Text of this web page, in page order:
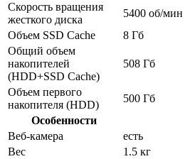
Скорость вращения
жесткого диска
5400 об/мин
Объем SSD Cache
8 Гб
Общий объем
накопителей
(HDD+SSD Cache)
508 Гб
Объем первого
накопителя (HDD)
500 Гб
Особенности
Веб-камера
есть
Вес
1.5 кг